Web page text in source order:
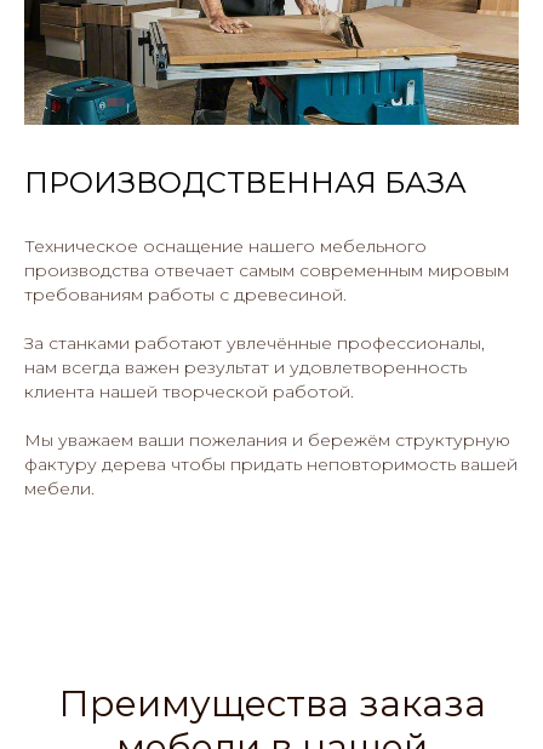
ПРОИЗВОДСТВЕННАЯ БАЗА
Техническое оснащение нашего мебельного
производства отвечает самым современным мировым
требованиям работы с древесиной.
За станками работают увлечённые профессионалы,
нам всегда важен результат и удовлетворенность
клиента нашей творческой работой.
Мы уважаем ваши пожелания и бережём структурную
фактуру дерева чтобы придать неповторимость вашей
мебели.
Преимущества заказа